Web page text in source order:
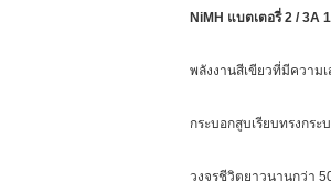
NiMH แบตเตอรี่ 2 / 3A
พลังงานสีเขียวที่มีความ
กระบอกสูบเรียบทรงกร
วงจรชีวิตยาวนานกว่า